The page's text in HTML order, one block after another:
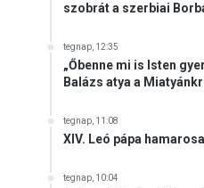
szobrát a szerbiai
tegnap, 12:35
„Őbenne mi is Isten
Balázs atya a
tegnap, 11:08
XIV. Leó pápa
tegnap, 10:04